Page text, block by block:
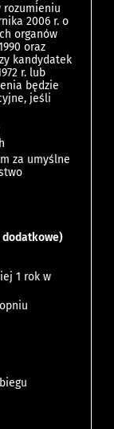
rozumieniu
2006 r. o
organów
oraz
kandydatek
r. lub
będzie
jeśli
za umyślne
dodatkowe)
1 rok w